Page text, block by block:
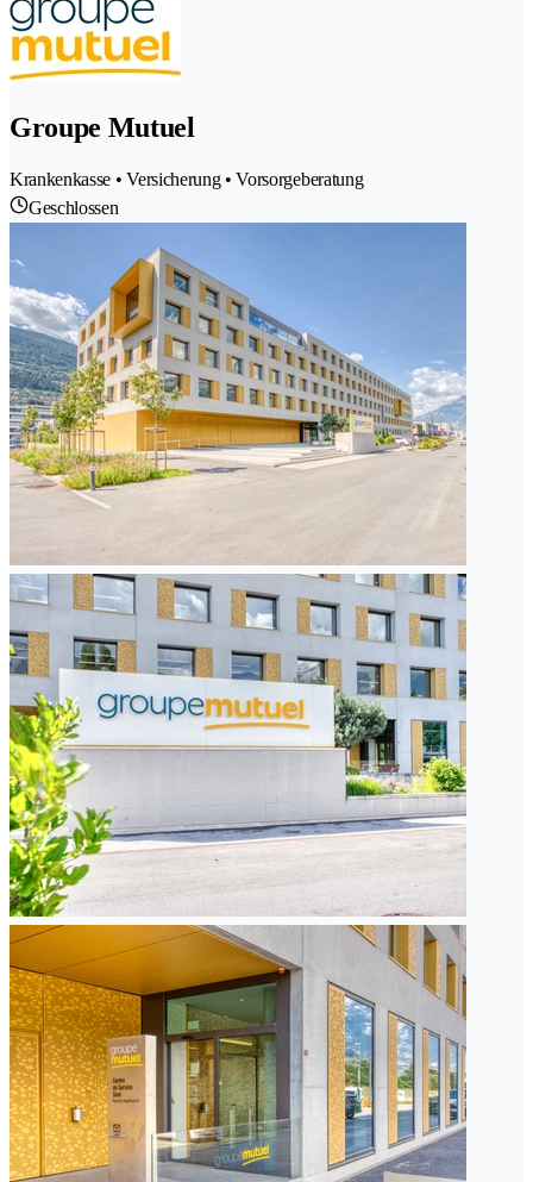
Groupe Mutuel
Krankenkasse • Versicherung • Vorsorgeberatung
Geschlossen